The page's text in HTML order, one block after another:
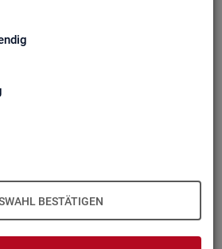
BESTÄTIGEN
Leis­
Ar­beits­lo­sen­geld­